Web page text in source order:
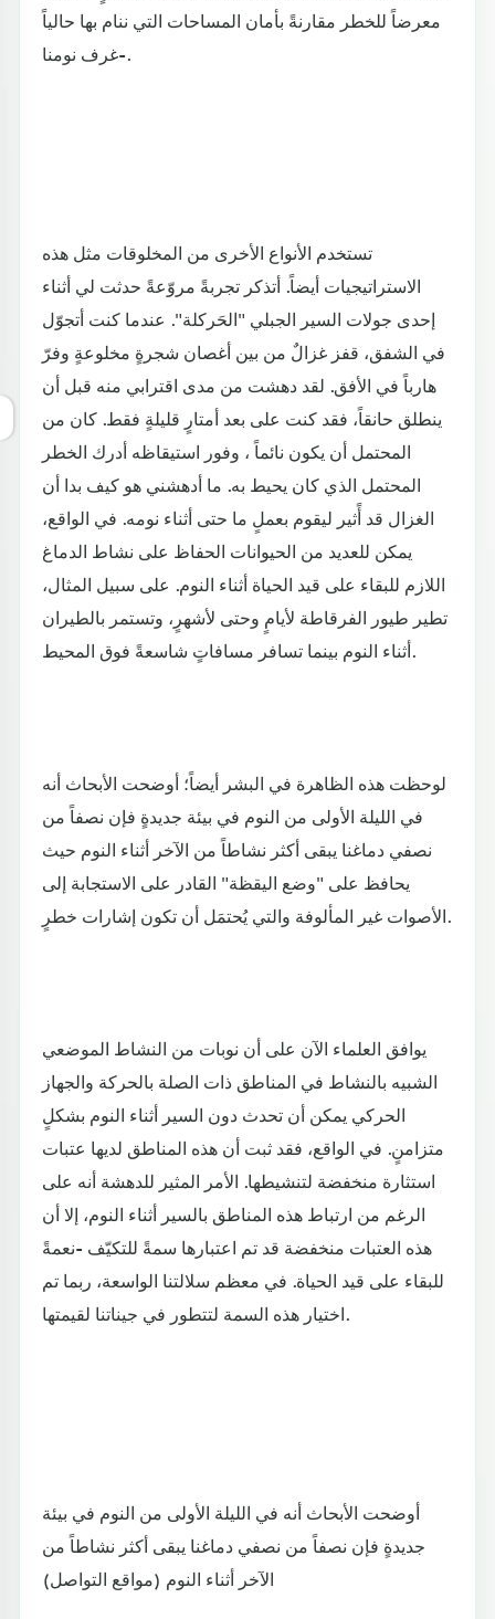
معرضاً للخطر مقارنةً بأمان المساحات التي ننام بها حالياً
-غرف نومنا.
تستخدم الأنواع الأخرى من المخلوقات مثل هذه
الاستراتيجيات أيضاً. أتذكر تجربةً مروّعةً حدثت لي أثناء
إحدى جولات السير الجبلي "الحَركلة". عندما كنت أتجوّل
في الشفق، قفز غزالٌ من بين أغصان شجرةٍ مخلوعةٍ وفرّ
هارباً في الأفق. لقد دهشت من مدى اقترابي منه قبل أن
ينطلق حانقاً، فقد كنت على بعد أمتارٍ قليلةٍ فقط. كان من
المحتمل أن يكون نائماً ، وفور استيقاظه أدرك الخطر
المحتمل الذي كان يحيط به. ما أدهشني هو كيف بدا أن
الغزال قد أًثير ليقوم بعملٍ ما حتى أثناء نومه. في الواقع،
يمكن للعديد من الحيوانات الحفاظ على نشاط الدماغ
اللازم للبقاء على قيد الحياة أثناء النوم. على سبيل المثال،
تطير طيور الفرقاطة لأيامٍ وحتى لأشهرٍ، وتستمر بالطيران
أثناء النوم بينما تسافر مسافاتٍ شاسعةً فوق المحيط.
لوحظت هذه الظاهرة في البشر أيضاً؛ أوضحت الأبحاث أنه
في الليلة الأولى من النوم في بيئة جديدةٍ فإن نصفاً من
نصفي دماغنا يبقى أكثر نشاطاً من الآخر أثناء النوم حيث
يحافظ على "وضع اليقظة" القادر على الاستجابة إلى
الأصوات غير المألوفة والتي يُحتمَل أن تكون إشارات خطرٍ.
يوافق العلماء الآن على أن نوبات من النشاط الموضعي
الشبيه بالنشاط في المناطق ذات الصلة بالحركة والجهاز
الحركي يمكن أن تحدث دون السير أثناء النوم بشكلٍ
متزامنٍ. في الواقع، فقد ثبت أن هذه المناطق لديها عتبات
استثارة منخفضة لتنشيطها. الأمر المثير للدهشة أنه على
الرغم من ارتباط هذه المناطق بالسير أثناء النوم، إلا أن
هذه العتبات منخفضة قد تم اعتبارها سمةً للتكيّف -نعمةً
للبقاء على قيد الحياة. في معظم سلالتنا الواسعة، ربما تم
اختيار هذه السمة لتتطور في جيناتنا لقيمتها.
أوضحت الأبحاث أنه في الليلة الأولى من النوم في بيئة
جديدةٍ فإن نصفاً من نصفي دماغنا يبقى أكثر نشاطاً من
الآخر أثناء النوم (مواقع التواصل)